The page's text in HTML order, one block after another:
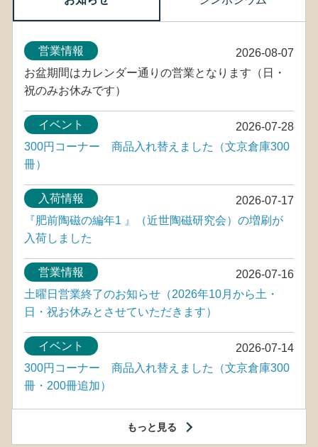
2026-08-07
営業情報
お盆期間はカレンダー通りの営業となります（日・
祝のみお休みです）
2026-07-28
イベント
300円コーナー 商品入れ替えました（文京倉庫300
冊）
2026-07-17
入荷情報
『肥前陶磁の編年1 』（近世陶磁研究会）の増刷が
入荷しました
2026-07-16
営業情報
土曜日営業終了のお知らせ（2026年10月から土・
日・祝お休みとさせていただきます）
2026-07-14
イベント
300円コーナー 商品入れ替えました（文京倉庫300
冊・200冊追加）
もっと見る